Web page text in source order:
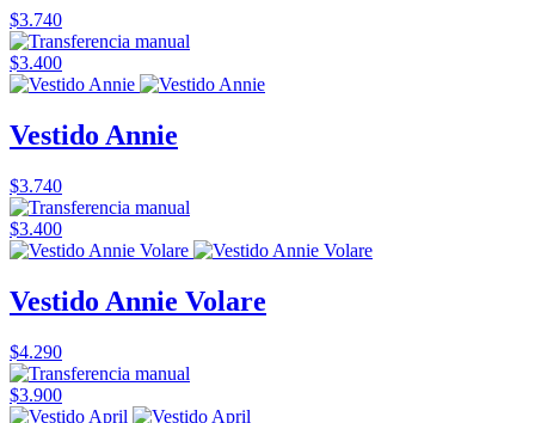
$3.740
$3.400
Vestido Annie
$3.740
$3.400
Vestido Annie Volare
$4.290
$3.900